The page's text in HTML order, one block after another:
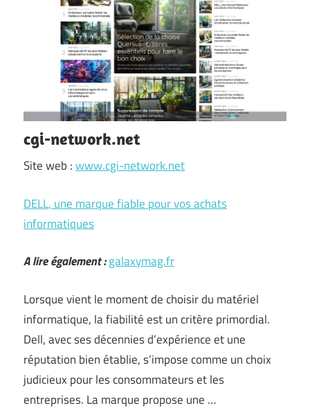
cgi-network.net
Site web :www.cgi-network.net
DELL, une marque fiable pour vos achats
informatiques
A lire également :galaxymag.fr
Lorsque vient le moment de choisir du matériel
informatique, la fiabilité est un critère primordial.
Dell, avec ses décennies d’expérience et une
réputation bien établie, s’impose comme un choix
judicieux pour les consommateurs et les
entreprises. La marque propose une …